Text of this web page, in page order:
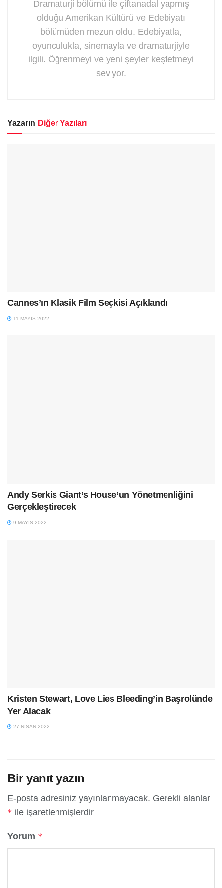
Dramaturji bölümü ile çiftanadal yapmış
olduğu Amerikan Kültürü ve Edebiyatı
bölümüden mezun oldu. Edebiyatla,
oyunculukla, sinemayla ve dramaturjiyle
ilgili. Öğrenmeyi ve yeni şeyler keşfetmeyi
seviyor.
Yazarın Diğer Yazıları
Cannes’ın Klasik Film Seçkisi Açıklandı
11 MAYIS 2022
Andy Serkis Giant’s House’un Yönetmenliğini
Gerçekleştirecek
9 MAYIS 2022
Kristen Stewart, Love Lies Bleeding’in Başrolünde
Yer Alacak
27 NISAN 2022
Bir yanıt yazın
E-posta adresiniz yayınlanmayacak. Gerekli alanlar
* ile işaretlenmişlerdir
Yorum *